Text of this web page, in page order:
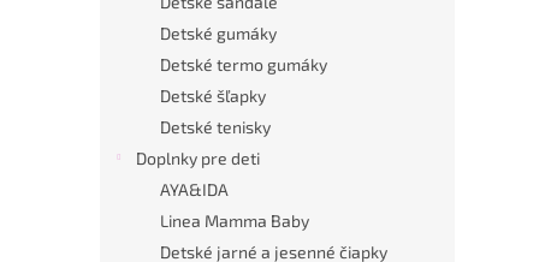
Detské gumáky
Detské termo gumáky
Detské šľapky
Detské tenisky
Doplnky pre deti
AYA&IDA
Linea Mamma Baby
Detské jarné a jesenné čiapky